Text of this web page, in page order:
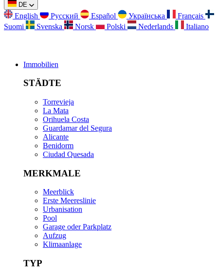
DE
English Русский Español Українська
Français
Suomi
Svenska Norsk Polski Nederlands Italiano
Immobilien
STÄDTE
Torrevieja
La Mata
Orihuela Costa
Guardamar del Segura
Alicante
Benidorm
Ciudad Quesada
MERKMALE
Meerblick
Erste Meereslinie
Urbanisation
Pool
Garage oder Parkplatz
Aufzug
Klimaanlage
TYP